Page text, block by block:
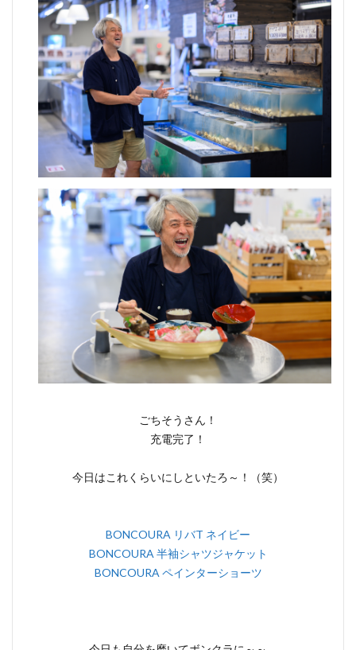
ごちそうさん！
充電完了！
今日はこれくらいにしといたろ～！（笑）
BONCOURA リバT ネイビー
BONCOURA 半袖シャツジャケット
BONCOURA ペインターショーツ